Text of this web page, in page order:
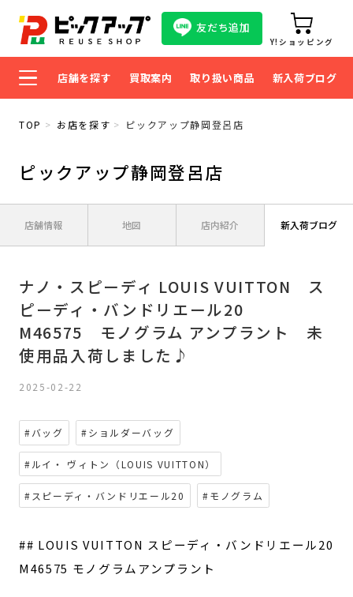
友だち追加
Y!ショッピング
店舗を探す 買取案内 取り扱い商品 新入荷ブログ
TOP お店を探す ピックアップ静岡登呂店
ピックアップ静岡登呂店
店舗情報 地図 店内紹介 新入荷ブログ
ナノ・スピーディ LOUIS VUITTON ス
ピーディ・バンドリエール20
M46575 モノグラム アンプラント 未
使用品入荷しました♪
2025-02-22
#バッグ #ショルダーバッグ
#ルイ・ ヴィトン（LOUIS VUITTON）
#スピーディ・バンドリエール20 #モノグラム
## LOUIS VUITTON スピーディ・バンドリエール20
M46575 モノグラムアンプラント